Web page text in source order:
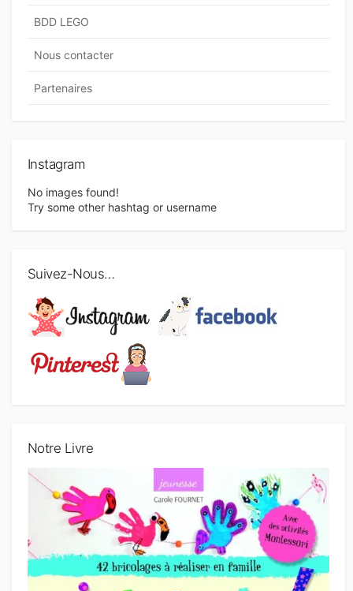
BDD LEGO
Nous contacter
Partenaires
Instagram
No images found!
Try some other hashtag or username
Suivez-Nous…
Notre Livre